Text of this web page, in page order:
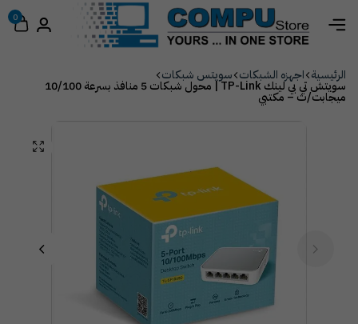
0
الرئيسية اجهزه الشبكات سويتس شبكات
سويتش تي بي لينك TP-Link | محول شبكات 5 منافذ بسرعة 10/100
ميجابت/ث – مكتبي